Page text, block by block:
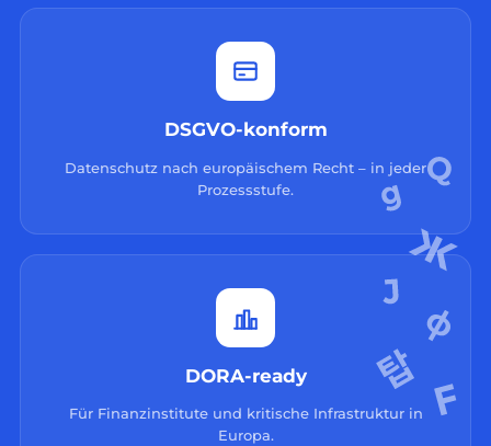
DSGVO-konform
Datenschutz nach europäischem Recht – in jeder
Prozessstufe.
DORA-ready
Für Finanzinstitute und kritische Infrastruktur in
Europa.